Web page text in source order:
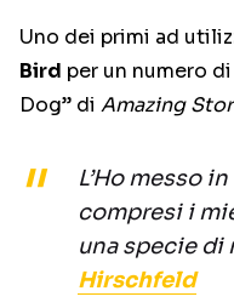
Uno dei primi ad
Bird per un numero
Dog” di Amazing
L’Ho messo
compresi i
una specie di
Hirschfeld